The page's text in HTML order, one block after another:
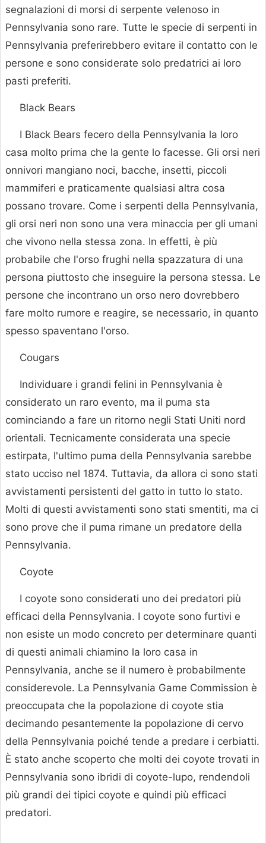
segnalazioni di morsi di serpente velenoso in
Pennsylvania sono rare. Tutte le specie di serpenti in
Pennsylvania preferirebbero evitare il contatto con le
persone e sono considerate solo predatrici ai loro
pasti preferiti.
Black Bears
I Black Bears fecero della Pennsylvania la loro
casa molto prima che la gente lo facesse. Gli orsi neri
onnivori mangiano noci, bacche, insetti, piccoli
mammiferi e praticamente qualsiasi altra cosa
possano trovare. Come i serpenti della Pennsylvania,
gli orsi neri non sono una vera minaccia per gli umani
che vivono nella stessa zona. In effetti, è più
probabile che l'orso frughi nella spazzatura di una
persona piuttosto che inseguire la persona stessa. Le
persone che incontrano un orso nero dovrebbero
fare molto rumore e reagire, se necessario, in quanto
spesso spaventano l'orso.
Cougars
Individuare i grandi felini in Pennsylvania è
considerato un raro evento, ma il puma sta
cominciando a fare un ritorno negli Stati Uniti nord
orientali. Tecnicamente considerata una specie
estirpata, l'ultimo puma della Pennsylvania sarebbe
stato ucciso nel 1874. Tuttavia, da allora ci sono stati
avvistamenti persistenti del gatto in tutto lo stato.
Molti di questi avvistamenti sono stati smentiti, ma ci
sono prove che il puma rimane un predatore della
Pennsylvania.
Coyote
I coyote sono considerati uno dei predatori più
efficaci della Pennsylvania. I coyote sono furtivi e
non esiste un modo concreto per determinare quanti
di questi animali chiamino la loro casa in
Pennsylvania, anche se il numero è probabilmente
considerevole. La Pennsylvania Game Commission è
preoccupata che la popolazione di coyote stia
decimando pesantemente la popolazione di cervo
della Pennsylvania poiché tende a predare i cerbiatti.
È stato anche scoperto che molti dei coyote trovati in
Pennsylvania sono ibridi di coyote-lupo, rendendoli
più grandi dei tipici coyote e quindi più efficaci
predatori.